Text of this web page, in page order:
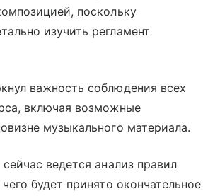
поскольку
изучить регламент
важность соблюдения всех
включая возможные
музыкального материала.
ведется анализ правил
будет принято окончательное